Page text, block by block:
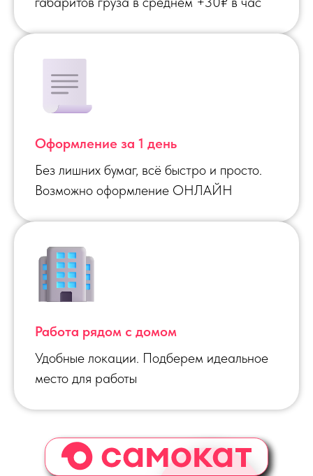
Оформление за 1 день
Без лишних бумаг, всё быстро и просто.
Возможно оформление ОНЛАЙН
Работа рядом с домом
Удобные локации. Подберем идеальное
место для работы